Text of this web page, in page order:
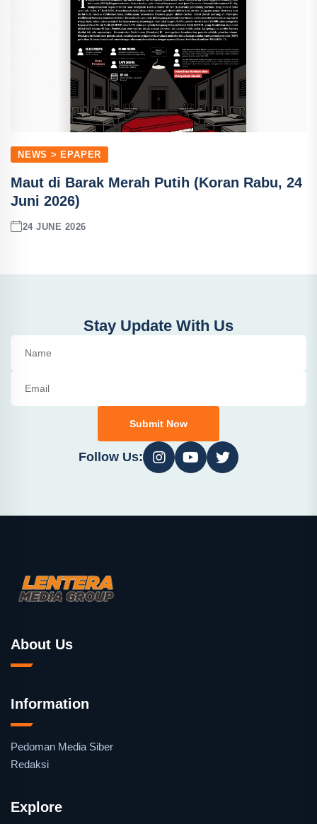
NEWS > EPAPER
Maut di Barak Merah Putih (Koran Rabu, 24
Juni 2026)
24 JUNE 2026
Stay Update With Us
Submit Now
Follow Us:
About Us
Information
Pedoman Media Siber
Redaksi
Explore